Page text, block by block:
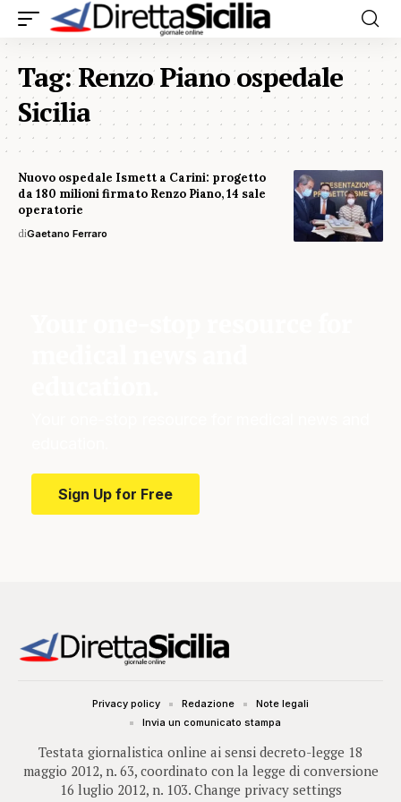
Tag:Renzo Piano ospedale
Sicilia
Nuovo ospedale Ismett a Carini: progetto
da 180 milioni firmato Renzo Piano, 14 sale
operatorie
diGaetano Ferraro
Sign Up for Free
Testata giornalistica online ai sensi decreto-legge 18
maggio 2012, n. 63, coordinato con la legge di conversione
16 luglio 2012, n. 103. Change privacy settings
Privacy policy Redazione
Note legali
Invia un comunicato stampa